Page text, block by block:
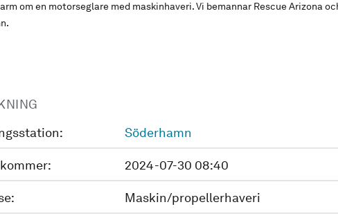
om en motorseglare med maskinhaveri. Vi bemannar Rescue Arizona
Söderhamn
2024-07-30 08:40
Maskin/propellerhaveri